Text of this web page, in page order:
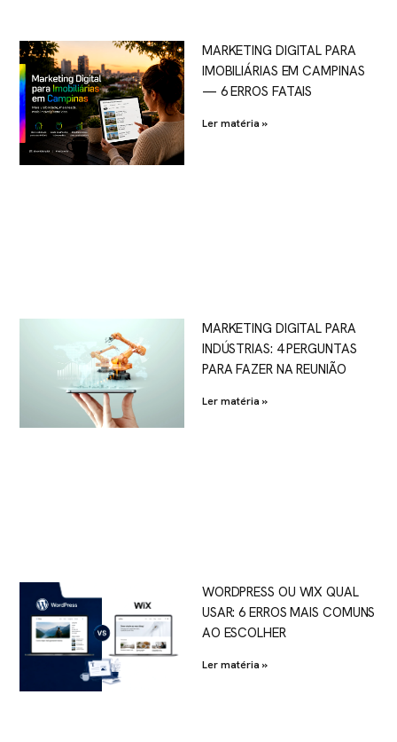
MARKETING DIGITAL PARA
IMOBILIÁRIAS EM CAMPINAS
— 6 ERROS FATAIS
Ler matéria »
MARKETING DIGITAL PARA
INDÚSTRIAS: 4 PERGUNTAS
PARA FAZER NA REUNIÃO
Ler matéria »
WORDPRESS OU WIX QUAL
USAR: 6 ERROS MAIS COMUNS
AO ESCOLHER
Ler matéria »